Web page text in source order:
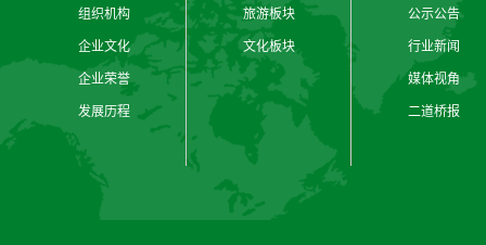
组织机构
企业文化
企业荣誉
发展历程
旅游板块
文化板块
公示公告
行业新闻
媒体视角
二道桥报